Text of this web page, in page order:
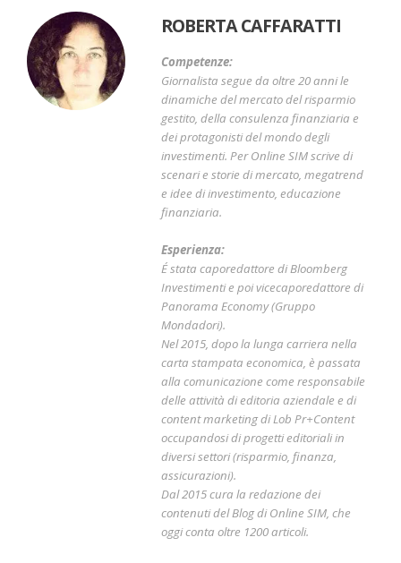
ROBERTA CAFFARATTI
Competenze:
Giornalista segue da oltre 20 anni le
dinamiche del mercato del risparmio
gestito, della consulenza finanziaria e
dei protagonisti del mondo degli
investimenti. Per Online SIM scrive di
scenari e storie di mercato, megatrend
e idee di investimento, educazione
finanziaria.
Esperienza:
É stata caporedattore di Bloomberg
Investimenti e poi vicecaporedattore di
Panorama Economy (Gruppo
Mondadori).
Nel 2015, dopo la lunga carriera nella
carta stampata economica, è passata
alla comunicazione come responsabile
delle attività di editoria aziendale e di
content marketing di Lob Pr+Content
occupandosi di progetti editoriali in
diversi settori (risparmio, finanza,
assicurazioni).
Dal 2015 cura la redazione dei
contenuti del Blog di Online SIM, che
oggi conta oltre 1200 articoli.